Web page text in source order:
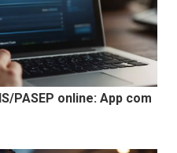
PASEP online: App com